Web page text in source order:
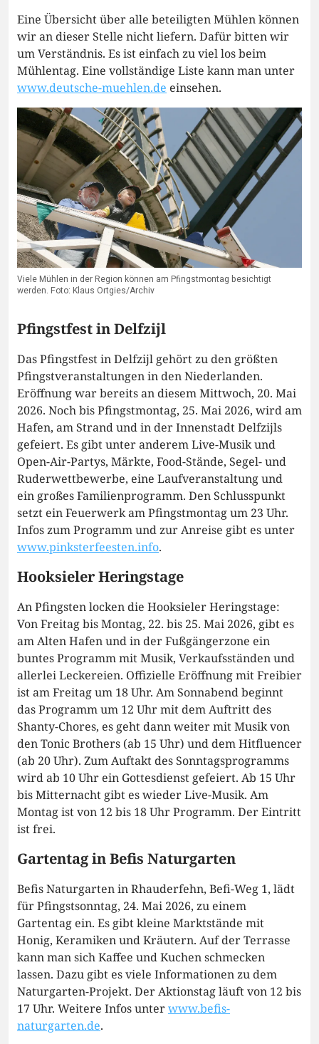
Eine Übersicht über alle beteiligten Mühlen können
wir an dieser Stelle nicht liefern. Dafür bitten wir
um Verständnis. Es ist einfach zu viel los beim
Mühlentag. Eine vollständige Liste kann man unter
www.deutsche-muehlen.de einsehen.
Viele Mühlen in der Region können am Pfingstmontag besichtigt
werden. Foto: Klaus Ortgies/Archiv
Pfingstfest in Delfzijl
Das Pfingstfest in Delfzijl gehört zu den größten
Pfingstveranstaltungen in den Niederlanden.
Eröffnung war bereits an diesem Mittwoch, 20. Mai
2026. Noch bis Pfingstmontag, 25. Mai 2026, wird am
Hafen, am Strand und in der Innenstadt Delfzijls
gefeiert. Es gibt unter anderem Live-Musik und
Open-Air-Partys, Märkte, Food-Stände, Segel- und
Ruderwettbewerbe, eine Laufveranstaltung und
ein großes Familienprogramm. Den Schlusspunkt
setzt ein Feuerwerk am Pfingstmontag um 23 Uhr.
Infos zum Programm und zur Anreise gibt es unter
www.pinksterfeesten.info.
Hooksieler Heringstage
An Pfingsten locken die Hooksieler Heringstage:
Von Freitag bis Montag, 22. bis 25. Mai 2026, gibt es
am Alten Hafen und in der Fußgängerzone ein
buntes Programm mit Musik, Verkaufsständen und
allerlei Leckereien. Offizielle Eröffnung mit Freibier
ist am Freitag um 18 Uhr. Am Sonnabend beginnt
das Programm um 12 Uhr mit dem Auftritt des
Shanty-Chores, es geht dann weiter mit Musik von
den Tonic Brothers (ab 15 Uhr) und dem Hitfluencer
(ab 20 Uhr). Zum Auftakt des Sonntagsprogramms
wird ab 10 Uhr ein Gottesdienst gefeiert. Ab 15 Uhr
bis Mitternacht gibt es wieder Live-Musik. Am
Montag ist von 12 bis 18 Uhr Programm. Der Eintritt
ist frei.
Gartentag in Befis Naturgarten
Befis Naturgarten in Rhauderfehn, Befi-Weg 1, lädt
für Pfingstsonntag, 24. Mai 2026, zu einem
Gartentag ein. Es gibt kleine Marktstände mit
Honig, Keramiken und Kräutern. Auf der Terrasse
kann man sich Kaffee und Kuchen schmecken
lassen. Dazu gibt es viele Informationen zu dem
Naturgarten-Projekt. Der Aktionstag läuft von 12 bis
17 Uhr. Weitere Infos unterwww.befis-
naturgarten.de.